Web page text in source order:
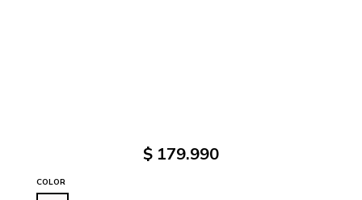
$ 179.990
COLOR